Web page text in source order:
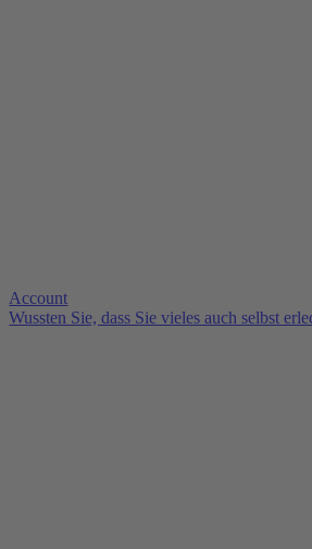
Account
Wussten Sie, dass Sie vieles auch selbst